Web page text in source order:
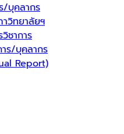
/บุคลากร
วิทยาลัยฯ
ชาการ
ร/บุคลากร
Report)